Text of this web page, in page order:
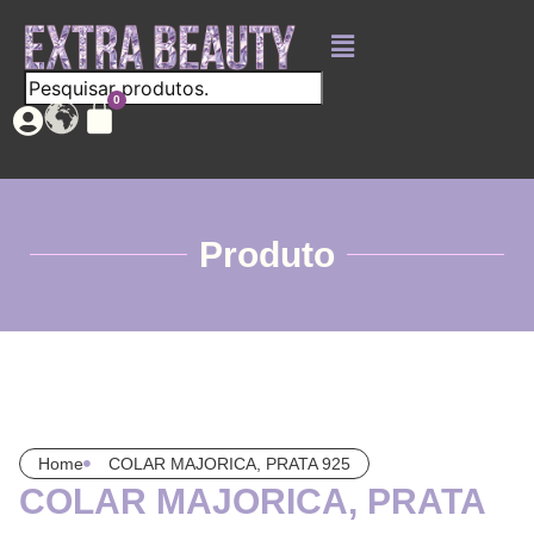
Produto
Home COLAR MAJORICA, PRATA 925
COLAR MAJORICA, PRATA